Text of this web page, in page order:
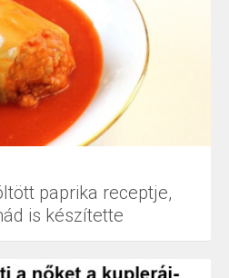
paprika receptje,
is készítette